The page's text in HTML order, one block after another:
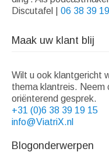
Discutafel | 06 38 39
Maak uw klant blij
Wilt u ook klantgericht
thema klantreis. Neem
oriënterend gesprek.
+31 (0)6 38 39 19 15
info@ViatriX.nl
Blogonderwerpen